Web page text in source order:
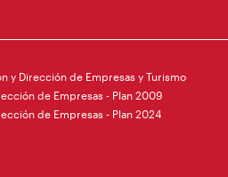
y Dirección de Empresas y Turismo
de Empresas - Plan 2009
de Empresas - Plan 2024